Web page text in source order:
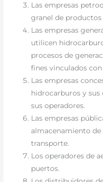
Las empresas
granel de
Las empresas
utilicen
procesos de
fines vinculados
Las empresas
hidrocarburos y sus
sus operadores.
Las empresas
almacenamiento
transporte.
Los operadores de
puertos.